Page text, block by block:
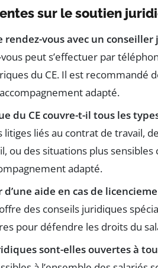
sur le soutien
vous avec un conseiller
peut s’effectuer par
du CE. Il est recommandé
adapté.
du CE couvre-t-il tous les
litiges liés au contrat de travail,
ou des situations plus
adapté.
aide en cas de
des conseils juridiques
pour défendre les droits du
sont-elles ouvertes à